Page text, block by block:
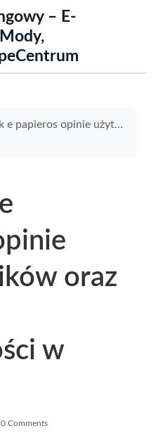
– E-
użytkowników oraz recenzja popularności w Polsce
oraz
w
0 Comments